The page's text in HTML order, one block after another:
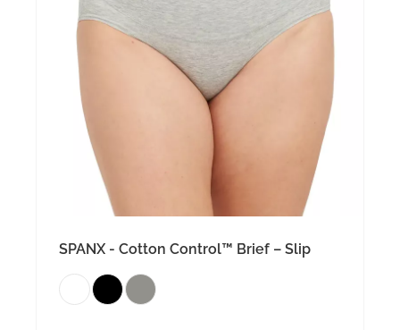
SPANX - Cotton Control™ Brief – Slip